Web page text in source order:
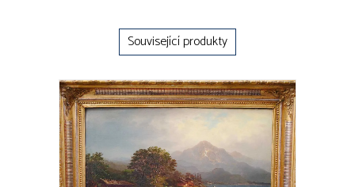
Související produkty